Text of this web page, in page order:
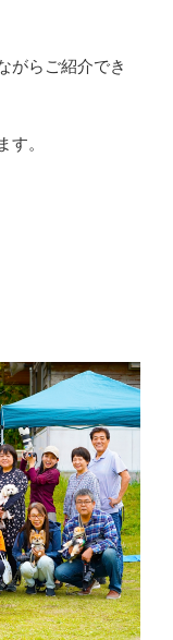
がらご紹介でき
す。